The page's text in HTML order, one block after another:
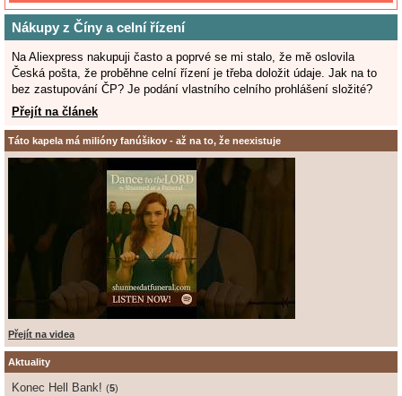
Nákupy z Číny a celní řízení
Na Aliexpress nakupuji často a poprvé se mi stalo, že mě oslovila
Česká pošta, že proběhne celní řízení je třeba doložit údaje. Jak na to
bez zastupování ČP? Je podání vlastního celního prohlášení složité?
Přejít na článek
Táto kapela má milióny fanúšikov - až na to, že neexistuje
Přejít na videa
Aktuality
Konec Hell Bank! (5)